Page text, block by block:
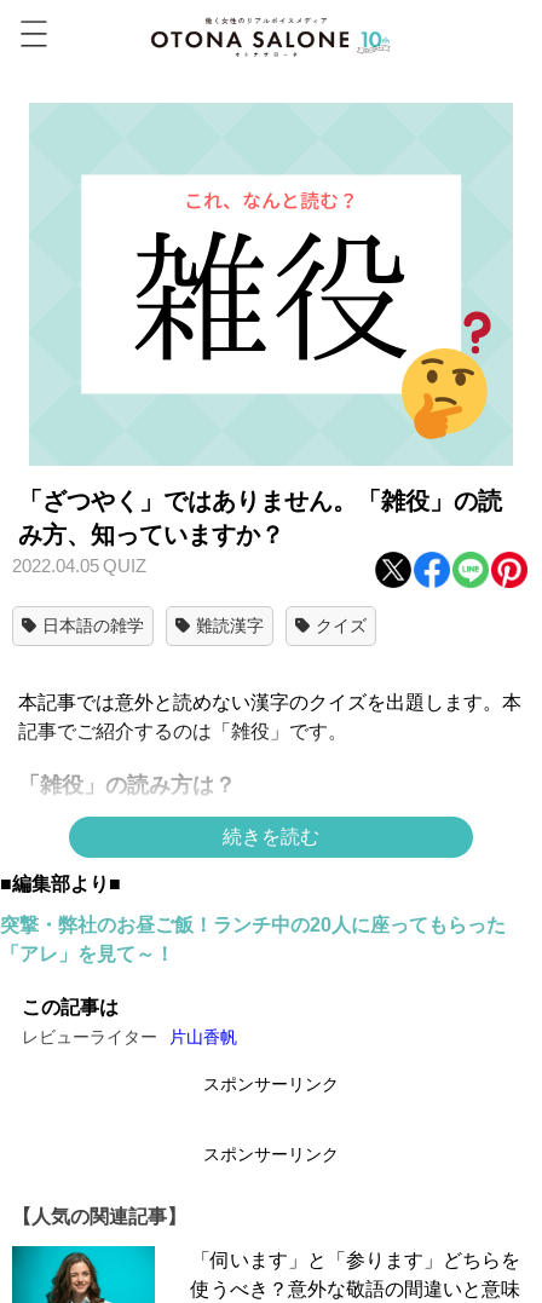
「ざつやく」ではありません。「雑役」の読
み方、知っていますか？
2022.04.05QUIZ
日本語の雑学 難読漢字 クイズ
本記事では意外と読めない漢字のクイズを出題します。本
記事でご紹介するのは「雑役」です。
「雑役」の読み方は？
「雑役」には2つの読み方があります。本記事でご紹介す
る「雑役」が意味するのは
続きを読む
■編集部より■
突撃・弊社のお昼ご飯！ランチ中の20人に座ってもらった
「アレ」を見て～！
この記事は
レビューライター 片山香帆
スポンサーリンク
スポンサーリンク
【人気の関連記事】
「伺います」と「参ります」どちらを
使うべき？意外な敬語の間違いと意味